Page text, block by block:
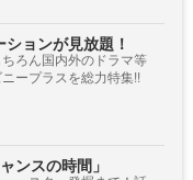
ションが見放題！
ろん国内外のドラマ等
ープラスを総力特集!!
ンスの時間」